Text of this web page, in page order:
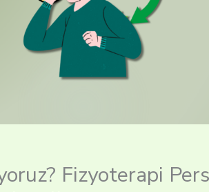
Fizyoterapi